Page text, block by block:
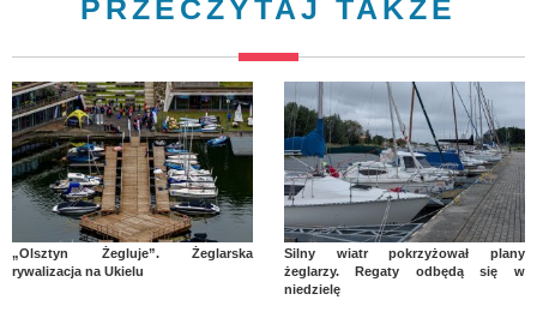
PRZECZYTAJ TAKŻE
„Olsztyn Żegluje”. Żeglarska
rywalizacja na Ukielu
Silny wiatr pokrzyżował plany
żeglarzy. Regaty odbędą się w
niedzielę